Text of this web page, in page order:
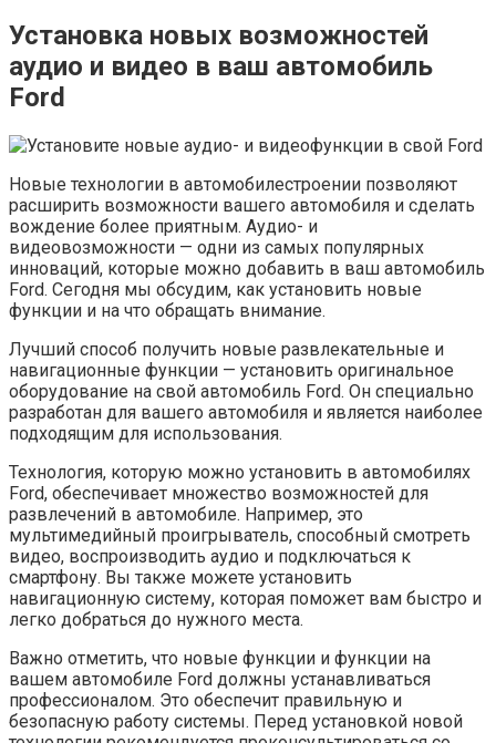
Установка новых возможностей
аудио и видео в ваш автомобиль
Ford
Новые технологии в автомобилестроении позволяют
расширить возможности вашего автомобиля и сделать
вождение более приятным. Аудио- и
видеовозможности — одни из самых популярных
инноваций, которые можно добавить в ваш автомобиль
Ford. Сегодня мы обсудим, как установить новые
функции и на что обращать внимание.
Лучший способ получить новые развлекательные и
навигационные функции — установить оригинальное
оборудование на свой автомобиль Ford. Он специально
разработан для вашего автомобиля и является наиболее
подходящим для использования.
Технология, которую можно установить в автомобилях
Ford, обеспечивает множество возможностей для
развлечений в автомобиле. Например, это
мультимедийный проигрыватель, способный смотреть
видео, воспроизводить аудио и подключаться к
смартфону. Вы также можете установить
навигационную систему, которая поможет вам быстро и
легко добраться до нужного места.
Важно отметить, что новые функции и функции на
вашем автомобиле Ford должны устанавливаться
профессионалом. Это обеспечит правильную и
безопасную работу системы. Перед установкой новой